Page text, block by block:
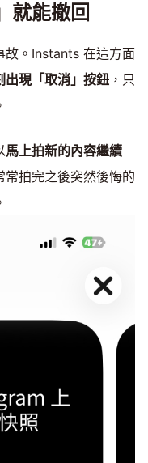
就能撤回
故。Instants 在這方面
出現「取消」按鈕 ，只
馬上拍新的內容繼續
常拍完之後突然後悔的